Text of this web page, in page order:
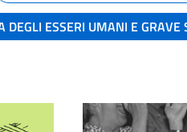
DEGLI ESSERI UMANI E GRAVE